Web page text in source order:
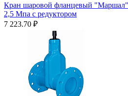
Кран шаровой фланцевый
2,5 Мпа с редуктором
7 223.70 ₽